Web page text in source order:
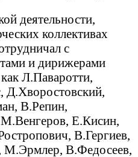
деятельности,
коллективах
с
и дирижерами
Л.Паваротти,
Д.Хворостовский,
В.Репин,
Е.Кисин,
В.Гергиев,
М.Эрмлер, В.Федосеев,